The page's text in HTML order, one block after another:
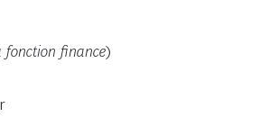
fonction finance)